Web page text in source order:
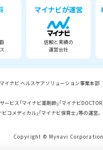
マイナビが運営
信頼と実績の
運営会社
イナビ ヘルスケアソリューション事業本
ービス「マイナビ薬剤師」「マイナビDOCTOR
ビコメディカル」「マイナビ保育士」等の運営。
Copyright © Mynavi Corporation